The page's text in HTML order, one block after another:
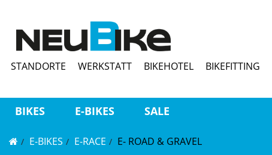
STANDORTE WERKSTATT BIKEHOTEL BIKEFITTING
BIKES E-BIKES SALE
E-BIKES E-RACE E- ROAD & GRAVEL